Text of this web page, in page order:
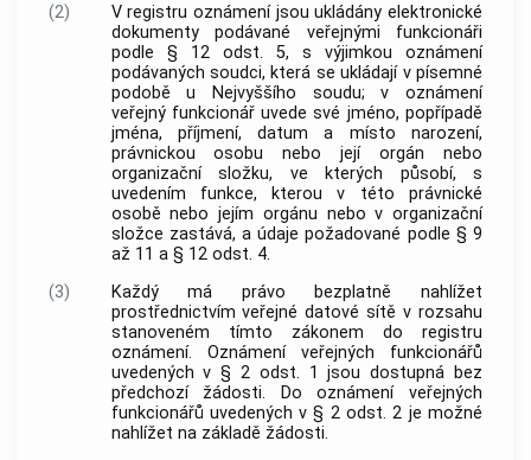
(2)
V registru oznámení jsou ukládány elektronické
dokumenty podávané veřejnými funkcionáři
podle § 12 odst. 5, s výjimkou oznámení
podávaných soudci, která se ukládají v písemné
podobě u Nejvyššího soudu; v oznámení
veřejný funkcionář uvede své jméno, popřípadě
jména, příjmení, datum a místo narození,
právnickou osobu nebo její orgán nebo
organizační složku, ve kterých působí, s
uvedením funkce, kterou v této právnické
osobě nebo jejím orgánu nebo v organizační
složce zastává, a údaje požadované podle § 9
až 11 a § 12 odst. 4.
(3)
Každý má právo bezplatně nahlížet
prostřednictvím veřejné datové sítě v rozsahu
stanoveném tímto zákonem do registru
oznámení. Oznámení veřejných funkcionářů
uvedených v § 2 odst. 1 jsou dostupná bez
předchozí žádosti. Do oznámení veřejných
funkcionářů uvedených v § 2 odst. 2 je možné
nahlížet na základě žádosti.